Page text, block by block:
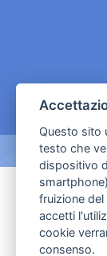
Questo sito
testo che
dispositivo
fruizione
accetti
cookie
consenso.